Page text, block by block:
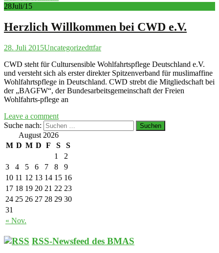
28Juli/15
Herzlich Willkommen bei CWD e.V.
28. Juli 2015Uncategorizedttfar
CWD steht für Cultursensible Wohlfahrtspflege Deutschland e.V.
und versteht sich als erster direkter Spitzenverband für muslimaffine
Wohlfahrtspflege in Deutschland. CWD strebt die Mitgliedschaft bei
der „BAGFW“, der Bundesarbeitsgemeinschaft der Freien
Wohlfahrts-pflege an
Leave a comment
Suche nach:
August 2026
M D M D F S S
« Nov.
1
2
3
4 5 6 7 8
9
10 11 12 13 14 15 16
17 18 19 20 21 22 23
24 25 26 27 28 29 30
31
RSS-Newsfeed des BMAS